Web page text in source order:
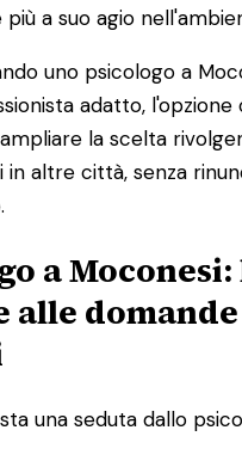
più a suo agio
uno psicologo a
adatto, l'opzione
la scelta
in altre città, senza
a Moconesi:
alle
una seduta dallo